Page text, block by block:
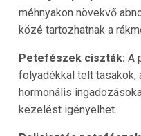
méhnyakon növekvő
közé tartozhatnak a
Petefészek ciszták: A
folyadékkal telt tasakok,
hormonális
kezelést igényelhet.